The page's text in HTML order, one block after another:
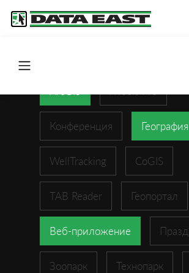
Конференция География
WellTracking CoGIS
TAB Reader Геопортал
Веб-приложение
Зоопарк Технопарк